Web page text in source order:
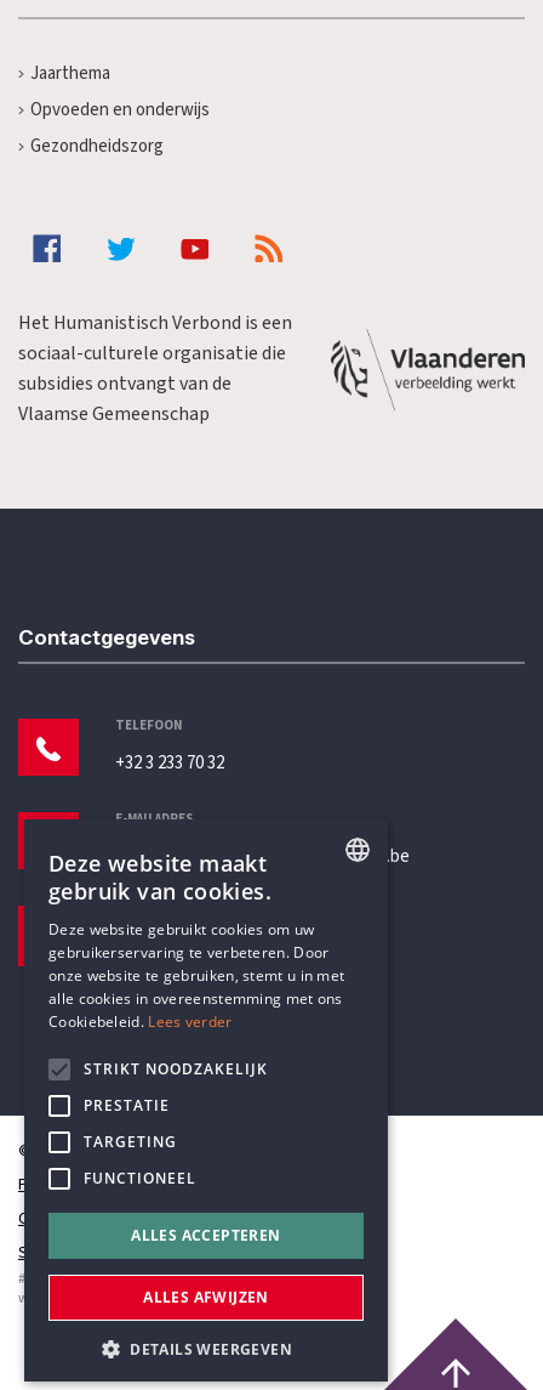
Jaarthema
Opvoeden en onderwijs
Gezondheidszorg
Het Humanistisch Verbond is een
sociaal-culturele organisatie die
subsidies ontvangt van de
Vlaamse Gemeenschap
Contactgegevens
TELEFOON
+32 3 233 70 32
E-MAILADRES
secretariaat@humanistischverbond.be
Pottenbrug 4
Antwerpen, 2000
© Humanistisch Verbond 2026
Privacy
Cookiestatement
Sitemap
#codedwithlove byCodelines
webapplicaties
mobiele apps&maatwerk websites
DUTCH
Deze website maakt
gebruik van cookies.
Deze website gebruikt cookies om uw
gebruikerservaring te verbeteren. Door
onze website te gebruiken, stemt u in met
alle cookies in overeenstemming met ons
Cookiebeleid. Lees verder
STRIKT NOODZAKELIJK
PRESTATIE
TARGETING
FUNCTIONEEL
ALLES ACCEPTEREN
ALLES AFWIJZEN
DETAILS WEERGEVEN